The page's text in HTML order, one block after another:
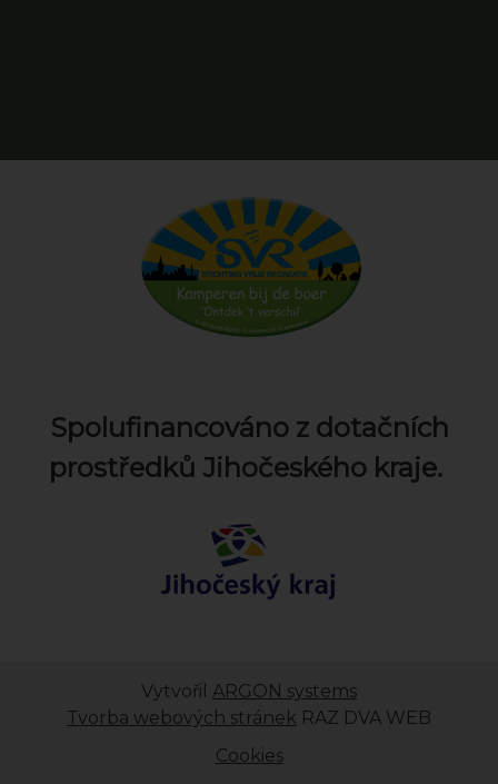
Spolufinancováno z dotačních
prostředků Jihočeského kraje.
Vytvořil ARGON systems
Tvorba webových stránek RAZ DVA WEB
Cookies